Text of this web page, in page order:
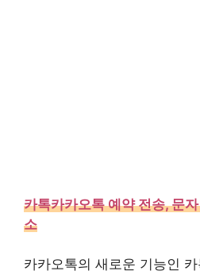
카톡카카오톡 예약 전송, 문
소
카카오톡의 새로운 기능인